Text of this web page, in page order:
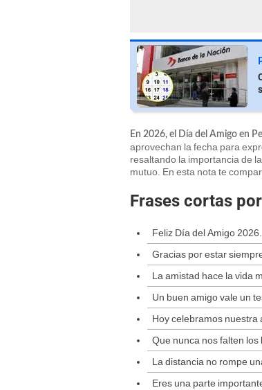
En 2026, el Día del Amigo en
aprovechan la fecha para
resaltando la importancia de
mutuo. En esta nota te
Frases cortas
Feliz Día del Amigo 2026.
Gracias por estar
La amistad hace la vida
Un buen amigo vale un
Hoy celebramos nuestra
Que nunca nos falten los
La distancia no rompe
Eres una parte